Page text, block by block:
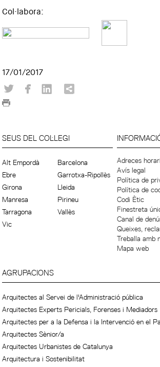
Col·labora:
17/01/2017
SEUS DEL COL·LEGI
Alt Empordà
Barcelona
Ebre
Garrotxa-Ripollès
Girona
Lleida
Manresa
Pirineu
Tarragona
Vallès
Vic
Adreces
Avís legal
Política de
Política de
Codi Ètic
Finestreta
Canal de
Queixes,
Treballa amb
Mapa web
AGRUPACIONS
Arquitectes al Servei de l'Administració pública
Arquitectes Experts Pericials, Forenses i Mediadors
Arquitectes per a la Defensa i la Intervenció en el
Arquitectes Sènior/a
Arquitectes Urbanistes de Catalunya
Arquitectura i Sostenibilitat